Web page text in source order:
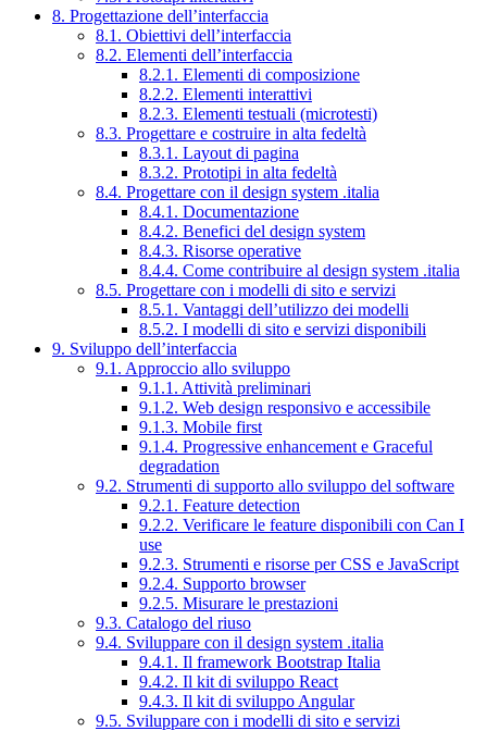
8. Progettazione dell’interfaccia
8.1. Obiettivi dell’interfaccia
8.2. Elementi dell’interfaccia
8.2.1. Elementi di composizione
8.2.2. Elementi interattivi
8.2.3. Elementi testuali (microtesti)
8.3. Progettare e costruire in alta fedeltà
8.3.1. Layout di pagina
8.3.2. Prototipi in alta fedeltà
8.4. Progettare con il design system .italia
8.4.1. Documentazione
8.4.2. Benefici del design system
8.4.3. Risorse operative
8.4.4. Come contribuire al design system .italia
8.5. Progettare con i modelli di sito e servizi
8.5.1. Vantaggi dell’utilizzo dei modelli
8.5.2. I modelli di sito e servizi disponibili
9. Sviluppo dell’interfaccia
9.1. Approccio allo sviluppo
9.1.1. Attività preliminari
9.1.2. Web design responsivo e accessibile
9.1.3. Mobile first
9.1.4. Progressive enhancement e Graceful
degradation
9.2. Strumenti di supporto allo sviluppo del software
9.2.1. Feature detection
9.2.2. Verificare le feature disponibili con Can I
use
9.2.3. Strumenti e risorse per CSS e JavaScript
9.2.4. Supporto browser
9.2.5. Misurare le prestazioni
9.3. Catalogo del riuso
9.4. Sviluppare con il design system .italia
9.4.1. Il framework Bootstrap Italia
9.4.2. Il kit di sviluppo React
9.4.3. Il kit di sviluppo Angular
9.5. Sviluppare con i modelli di sito e servizi